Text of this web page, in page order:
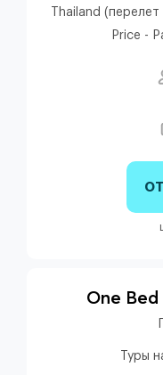
Thailand
Price -
One
Туры